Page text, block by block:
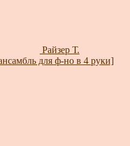
Райзер Т.
для ф-но в 4 руки]